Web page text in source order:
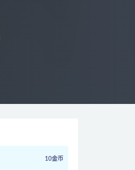
10金币